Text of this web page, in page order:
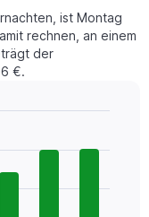
ist Montag
rechnen, an einem
der
€.